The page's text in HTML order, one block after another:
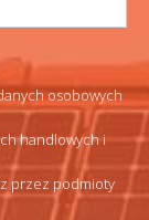
osobowych
handlowych i
przez podmioty